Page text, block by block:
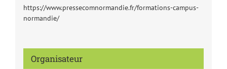
https://www.pressecomnormandie.fr/formations-campus-
normandie/
Organisateur